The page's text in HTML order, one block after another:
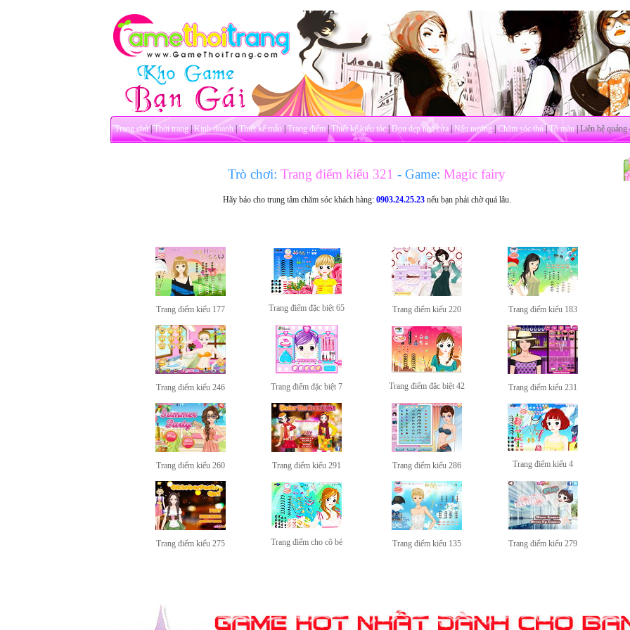
Trang chủ|Thời trang|Kinh doanh|Thiết kế mẫu|Trang điểm|Thiết kế kiểu tóc|Dọn dẹp nhà cửa|Nấu nướng|Chăm sóc thú|Tô màu|Liên hệ quảng
Trò chơi: Trang điểm kiểu 321 - Game: Magic fairy
Hãy báo cho trung tâm chăm sóc khách hàng: 0903.24.25.23nếu bạn phải chờ quá lâu.
Trang điểm kiểu 177 Trang điểm đặc biệt 65 Trang điểm kiểu 220 Trang điểm kiểu 183
Trang điểm kiểu 246 Trang điểm đặc biệt 7 Trang điểm đặc biệt 42 Trang điểm kiểu 231
Trang điểm kiểu 260 Trang điểm kiểu 291 Trang điểm kiểu 286 Trang điểm kiểu 4
Trang điểm kiểu 275 Trang điểm cho cô bé Trang điểm kiểu 135 Trang điểm kiểu 279